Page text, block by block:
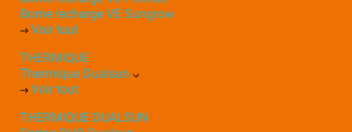
Borne recharge VE Sungrow
Voir tout
THERMIQUE
Thermique Dualsun
Voir tout
THERMIQUE DUALSUN